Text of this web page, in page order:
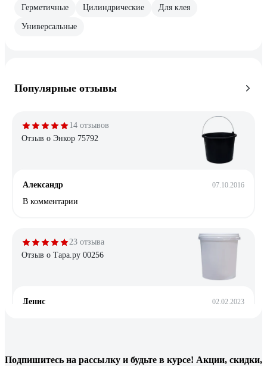
Герметичные Цилиндрические Для клея
Универсальные
Популярные отзывы
14 отзывов
Отзыв о Энкор 75792
Александр 07.10.2016
В комментарии
23 отзыва
Отзыв о Тара.ру 00256
Денис 02.02.2023
24 отзыва
Подпишитесь на рассылку и будьте в курсе! Акции, скидки,